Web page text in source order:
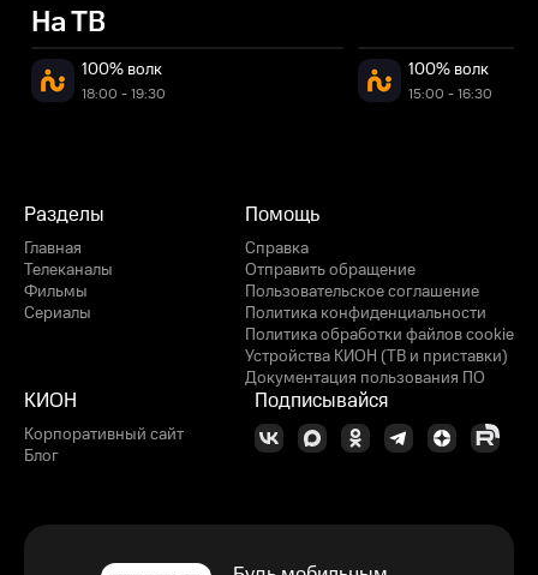
На ТВ
100% волк
18:00 - 19:30
100% волк
15:00 - 16:30
Разделы
Главная
Телеканалы
Фильмы
Сериалы
Помощь
Справка
Отправить обращение
Пользовательское соглашение
Политика конфиденциальности
Политика обработки файлов cookie
Устройства КИОН (ТВ и приставки)
Документация пользования ПО
КИОН
Корпоративный сайт
Блог
Подписывайся